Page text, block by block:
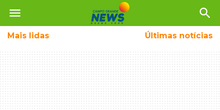
menu search
Mais lidas Últimas notícias